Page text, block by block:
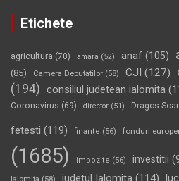
Etichete
agricultura (70) amara (52) anaf (105)
(85)
Camera Deputatilor (58) CJI (127)
(194) consiliul judetean ialomita
Coronavirus (69) director (51) Dragos
fetesti (119) finante (56) fonduri
(1685)
impozite (56) investitii
judetul Ialomita (114)